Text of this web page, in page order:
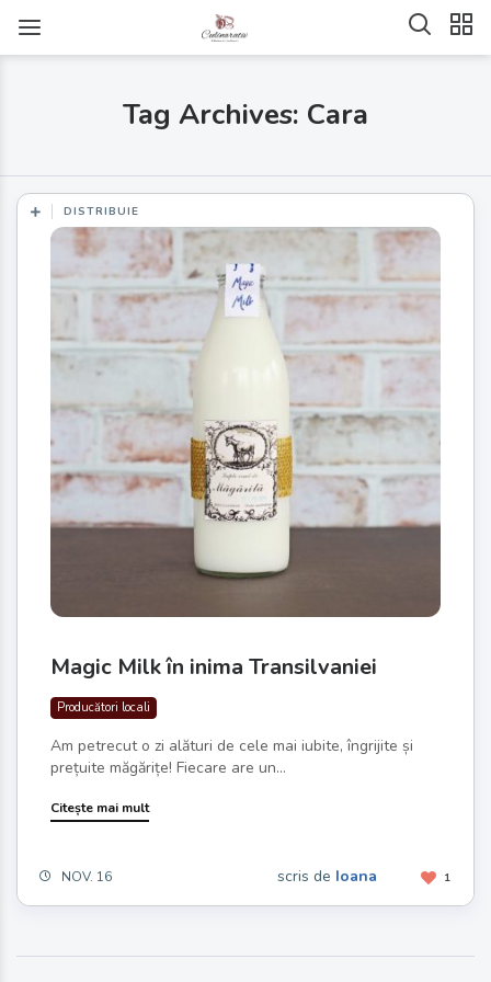
Tag Archives: Cara
DISTRIBUIE
Magic Milk în inima Transilvaniei
Producători locali
Am petrecut o zi alături de cele mai iubite, îngrijite și
prețuite măgărițe! Fiecare are un...
Citește mai mult
NOV. 16 1
scris de Ioana